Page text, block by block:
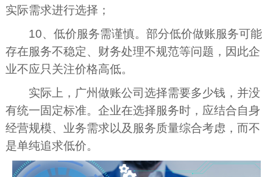
实际需求进行选择；
10、低价服务需谨慎。部分低价做账服务可能
存在服务不稳定、财务处理不规范等问题，因此企
业不应只关注价格高低。
实际上，广州做账公司选择需要多少钱，并没
有统一固定标准。企业在选择服务时，应结合自身
经营规模、业务需求以及服务质量综合考虑，而不
是单纯追求低价。